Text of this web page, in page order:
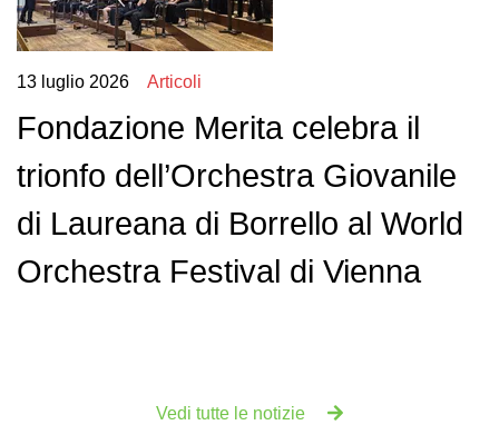
13 luglio 2026 Articoli
Fondazione Merita celebra il
trionfo dell’Orchestra Giovanile
di Laureana di Borrello al World
Orchestra Festival di Vienna
Vedi tutte le notizie